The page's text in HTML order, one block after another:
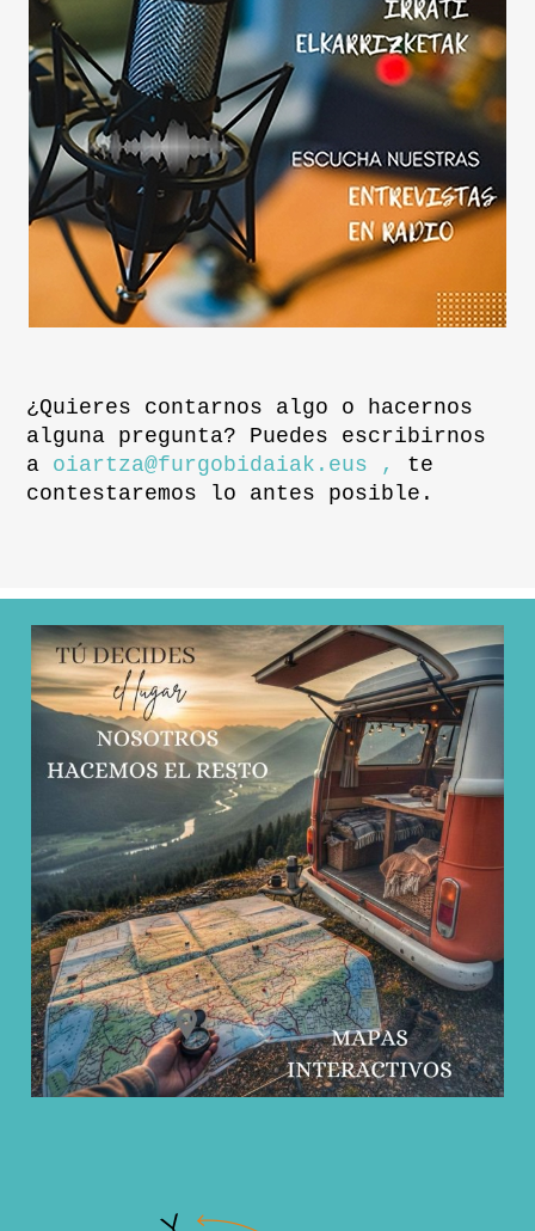
¿Quieres contarnos algo o hacernos
alguna pregunta? Puedes escribirnos
a oiartza@furgobidaiak.eus ,
te
contestaremos lo antes posible.